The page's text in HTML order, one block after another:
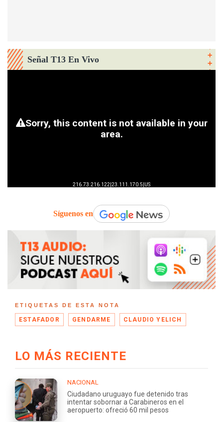
Señal T13 En Vivo
Síguenos en
ETIQUETAS DE ESTA NOTA
ESTAFADOR GENDARME CLAUDIO YELICH
LO MÁS RECIENTE
NACIONAL
Ciudadano uruguayo fue detenido tras
intentar sobornar a Carabineros en el
aeropuerto: ofreció 60 mil pesos